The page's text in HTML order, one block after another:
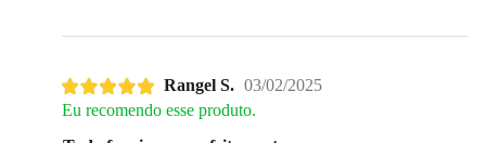
Rangel S. 03/02/2025
Eu recomendo esse produto.